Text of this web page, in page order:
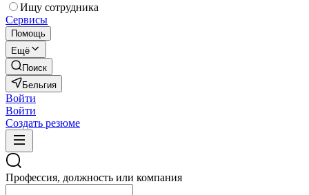
Ищу сотрудника
Сервисы
Помощь
Ещё
Поиск
Бельгия
Войти
Войти
Создать резюме
Профессия, должность или компания